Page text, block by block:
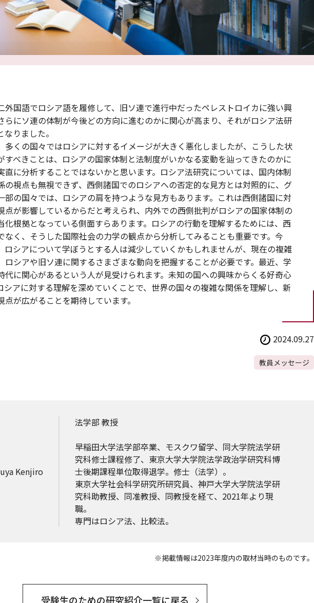
外国語でロシア語を履修して、旧ソ連で進行中だったペレストロイカに強い興
らにソ連の体制が今後どの方向に進むのかに関心が高まり、それがロシア法研
りました。
多くの国々ではロシアに対するイメージが大きく悪化しましたが、こうした状
すべきことは、ロシアの国家体制と法制度がいかなる変動を辿ってきたのかに
直に分析することではないかと思います。ロシア法研究については、国内体制
の視点も無視できず、西側諸国でのロシアへの否定的な見方とは対照的に、グ
部の国々では、ロシアの肩を持つような見方もあります。これは西側諸国に対
点が影響しているからだと考えられ、内外での西側批判がロシアの国家体制の
化根拠となっている側面すらあります。ロシアの行動を理解するためには、西
なく、そうした国際社会の力学の観点から分析してみることも重要です。今
ロシアについて学ぼうとする人は減少していくかもしれませんが、現在の複雑
ロシアや旧ソ連に関するさまざまな動向を把握することが必要です。最近、学
代に関心があるという人が見受けられます。未知の国への興味からくる好奇心
シアに対する理解を深めていくことで、世界の国々の複雑な関係を理解し、新
が広がることを期待しています。
2024.09.27
教員メッセージ
Kenjiro
法学部 教授
早稲田大学法学部卒業、モスクワ留学、同大学院法学研
究科修士課程修了、東京大学大学院法学政治学研究科博
士後期課程単位取得退学。修士（法学）。
東京大学社会科学研究所研究員、神戸大学大学院法学研
究科助教授、同准教授、同教授を経て、2021年より現
職。
専門はロシア法、比較法。
※掲載情報は2023年度内の取材当時のものです。
受験生のための研究紹介一覧に戻る